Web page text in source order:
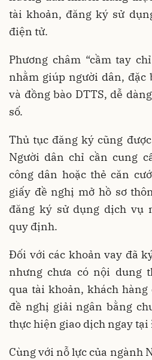
tài khoản, đăng ký sử
điện tử.
Phương châm “cầm tay
nhằm giúp người dân, đặc
và đồng bào DTTS, dễ
số.
Thủ tục đăng ký cũng
Người dân chỉ cần cung
công dân hoặc thẻ căn
giấy đề nghị mở hồ sơ
đăng ký sử dụng dịch vụ
quy định.
Đối với các khoản vay đã
nhưng chưa có nội dung
qua tài khoản, khách
đề nghị giải ngân bằng
thực hiện giao dịch ngay
Cùng với nỗ lực của ngành